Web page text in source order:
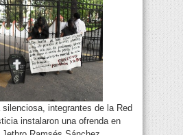
integrantes de la Red
instalaron una ofrenda en